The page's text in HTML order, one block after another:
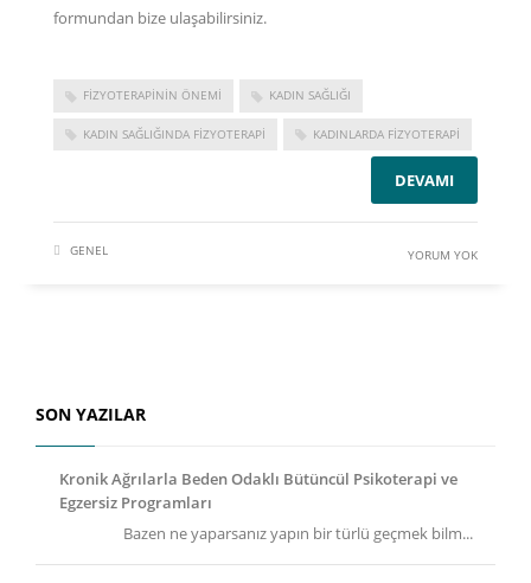
formundan bize ulaşabilirsiniz.
FIZYOTERAPININ ÖNEMI KADIN SAĞLIĞI
KADIN SAĞLIĞINDA FIZYOTERAPI KADINLARDA FIZYOTERAPI
DEVAMI
GENEL YORUM YOK
SON YAZILAR
Kronik Ağrılarla Beden Odaklı Bütüncül Psikoterapi ve
Egzersiz Programları
Bazen ne yaparsanız yapın bir türlü geçmek bilm...